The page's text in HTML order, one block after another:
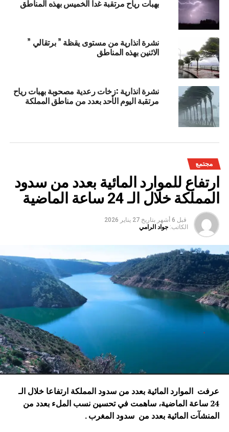
بهبات رياح مرتقبة غدا الخميس بهذه المناطق
نشرة انذارية من مستوى يقظة ” برتقالي ”
الاثنين بهذه المناطق
نشرة انذارية :زخات رعدية مصحوبة بهبات رياح
مرتقبة اليوم الأحد بعدد من مناطق المملكة
مجتمع
ارتفاع للموارد المائية بعدد من سدود
المملكة خلال الـ 24 ساعة الماضية
قبل 6 أشهر بتاريخ 27 يناير 2026
الكاتب: جواد الرامي
عرفت الموارد المائية بعدد من سدود المملكة ارتفاعا خلال الـ
24 ساعة الماضية، ساهمت في تحسين نسب الملء بعدد من
المنشآت المائية بعدد من سدود المغرب .